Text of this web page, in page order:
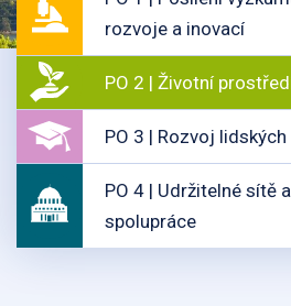
rozvoje a inovací
PO 2 | Životní
PO 3 | Rozvoj
PO 4 | Udržitelné sítě
spolupráce